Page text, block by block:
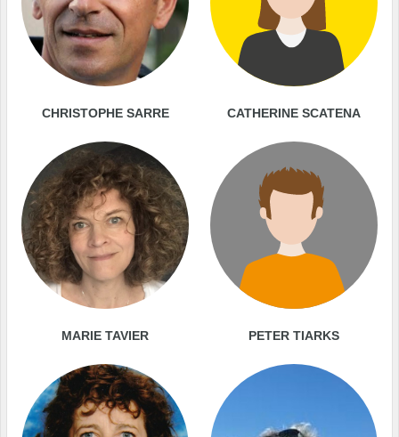
CHRISTOPHE SARRE CATHERINE SCATENA
MARIE TAVIER PETER TIARKS